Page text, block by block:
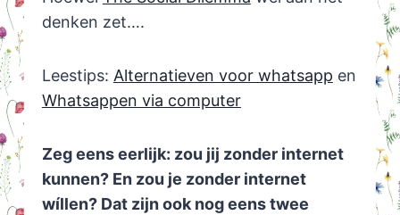
denken zet….
Leestips: Alternatieven voor whatsapp en
Whatsappen via computer
Zeg eens eerlijk: zou jij zonder internet
kunnen? En zou je zonder internet
wíllen? Dat zijn ook nog eens twee